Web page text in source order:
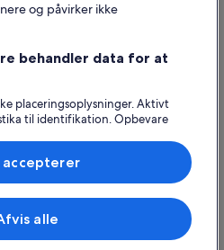
fra et flyselskab
for indhold fra eksterne hjemmesider.
Expedia Group. Alle rettigheder
logo er varemærker eller registrerede
og påvirker ikke
behandler data for at
placeringsoplysninger. Aktivt
til identifikation. Opbevare
og
og udvikling af
alle
accepterer